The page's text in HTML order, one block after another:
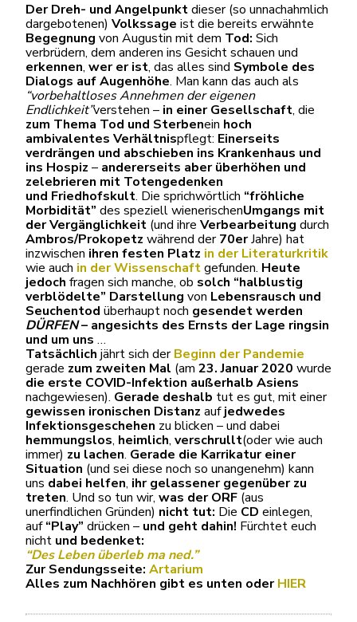
Der Dreh- und Angelpunktdieser (so unnachahmlich
dargebotenen) Volkssage ist die bereits erwähnte
Begegnung von Augustin mit dem Tod: Sich
verbrüdern, dem anderen ins Gesicht schauen und
erkennen, wer er ist, das alles sind Symbole des
Dialogs auf Augenhöhe. Man kann das auch als
“vorbehaltloses Annehmen der eigenen
Endlichkeit”verstehen – in einer Gesellschaft, die
zum Thema Tod und Sterbenein hoch
ambivalentes Verhältnispflegt: Einerseits
verdrängen und abschieben ins Krankenhaus und
ins Hospiz – andererseits aber überhöhen und
zelebrieren mit Totengedenken
und Friedhofskult. Die sprichwörtlich “fröhliche
Morbidität” des speziell wienerischenUmgangs mit
der Vergänglichkeit (und ihre Verbearbeitung durch
Ambros/Prokopetz während der70erJahre) hat
inzwischen ihren festen Platz in der Literaturkritik
wie auch in der Wissenschaftgefunden. Heute
jedoch fragen sich manche, ob solch “halblustig
verblödelte” Darstellung von Lebensrausch und
Seuchentod überhaupt noch gesendet werden
DÜRFEN– angesichts des Ernsts der Lage ringsin
und um uns …
Tatsächlich jährt sich derBeginn der Pandemie
gerade zum zweiten Mal (am 23. Januar 2020 wurde
die erste COVID-Infektion außerhalb Asiens
nachgewiesen). Gerade deshalb tut es gut, mit einer
gewissen ironischen Distanz aufjedwedes
Infektionsgeschehen zu blicken – und dabei
hemmungslos, heimlich, verschrullt(oder wie auch
immer) zu lachen. Gerade die Karrikatur einer
Situation (und sei diese noch so unangenehm) kann
uns dabei helfen, ihr gelassener gegenüber zu
treten. Und so tun wir, was der ORF (aus
unerfindlichen Gründen) nicht tut: Die CD einlegen,
auf“Play” drücken – und geht dahin! Fürchtet euch
nicht und bedenket:
“Des Leben überleb ma ned.”
Zur Sendungsseite: Artarium
Alles zum Nachhören gibt es unten oderHIER